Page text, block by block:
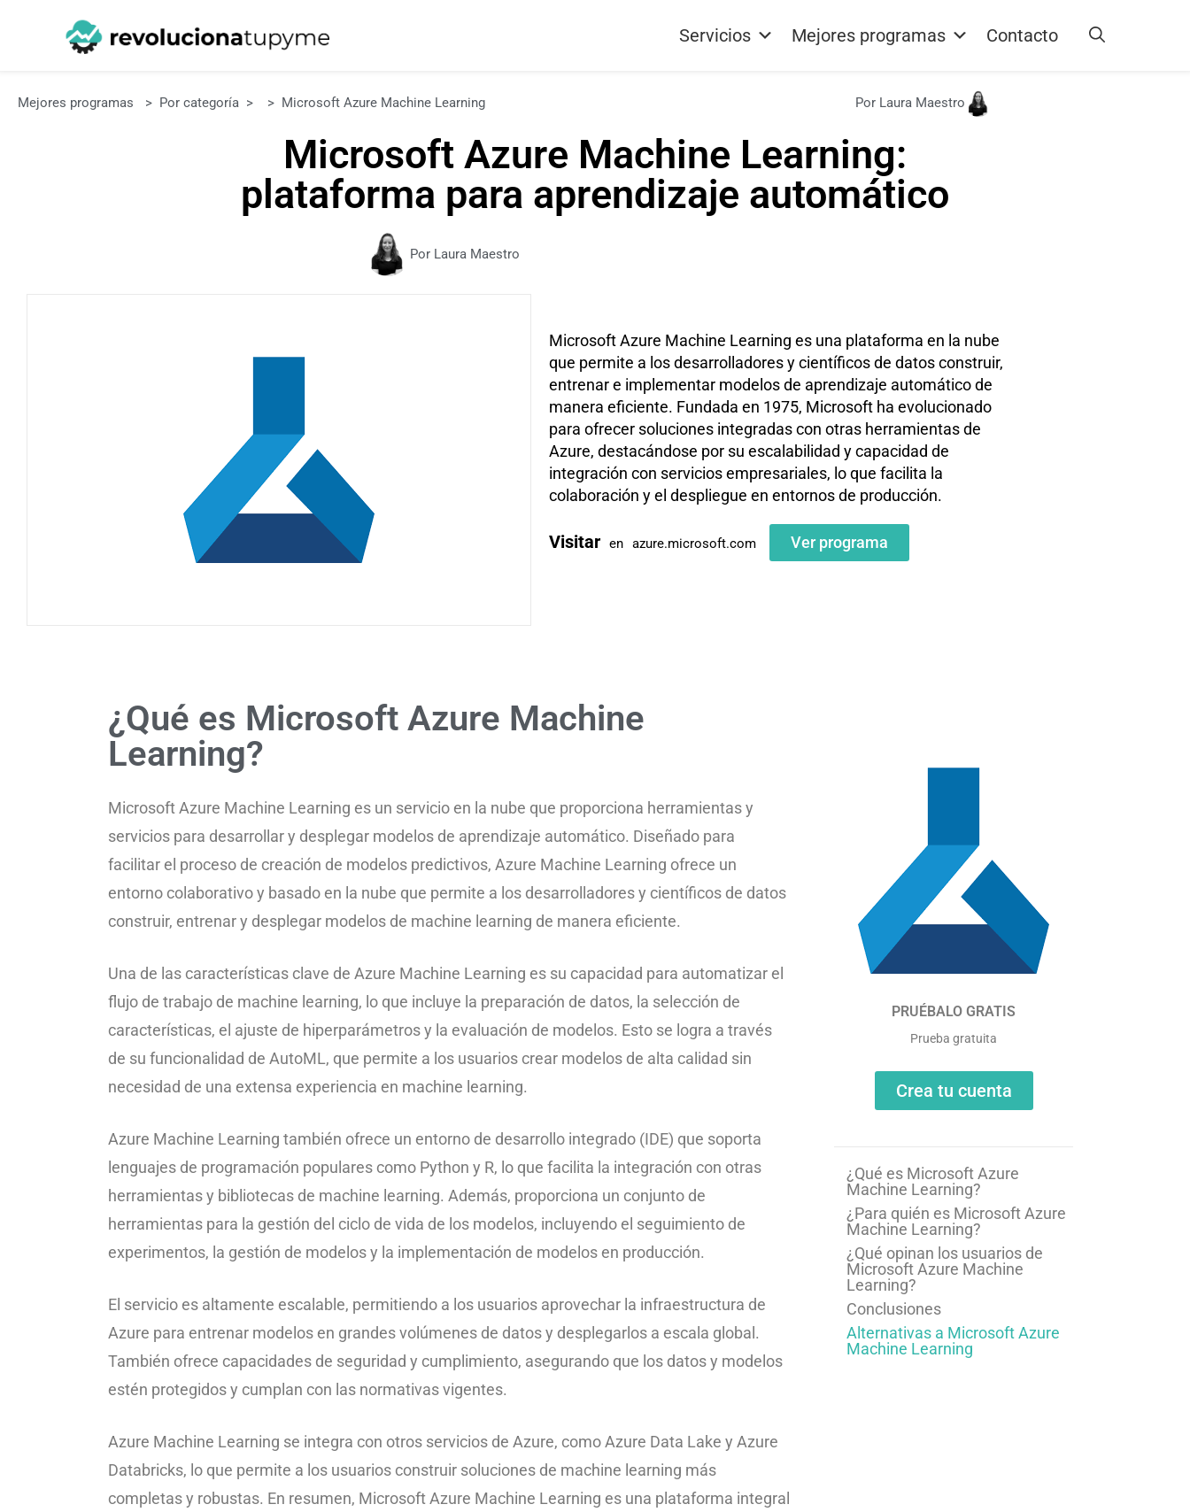
Servicios Mejores programas Contacto
Mejores programas > Por categoría > > Microsoft Azure Machine Learning Por Laura Maestro
Microsoft Azure Machine Learning:
plataforma para aprendizaje automático
Por Laura Maestro
Microsoft Azure Machine Learning es una plataforma en la nube
que permite a los desarrolladores y científicos de datos construir,
entrenar e implementar modelos de aprendizaje automático de
manera eficiente. Fundada en 1975, Microsoft ha evolucionado
para ofrecer soluciones integradas con otras herramientas de
Azure, destacándose por su escalabilidad y capacidad de
integración con servicios empresariales, lo que facilita la
colaboración y el despliegue en entornos de producción.
Visitar en azure.microsoft.com Ver programa
¿Qué es Microsoft Azure Machine
Learning?
Microsoft Azure Machine Learning es un servicio en la nube que proporciona herramientas y
servicios para desarrollar y desplegar modelos de aprendizaje automático. Diseñado para
facilitar el proceso de creación de modelos predictivos, Azure Machine Learning ofrece un
entorno colaborativo y basado en la nube que permite a los desarrolladores y científicos de datos
construir, entrenar y desplegar modelos de machine learning de manera eficiente.
Una de las características clave de Azure Machine Learning es su capacidad para automatizar el
flujo de trabajo de machine learning, lo que incluye la preparación de datos, la selección de
características, el ajuste de hiperparámetros y la evaluación de modelos. Esto se logra a través
de su funcionalidad de AutoML, que permite a los usuarios crear modelos de alta calidad sin
necesidad de una extensa experiencia en machine learning.
Azure Machine Learning también ofrece un entorno de desarrollo integrado (IDE) que soporta
lenguajes de programación populares como Python y R, lo que facilita la integración con otras
herramientas y bibliotecas de machine learning. Además, proporciona un conjunto de
herramientas para la gestión del ciclo de vida de los modelos, incluyendo el seguimiento de
experimentos, la gestión de modelos y la implementación de modelos en producción.
El servicio es altamente escalable, permitiendo a los usuarios aprovechar la infraestructura de
Azure para entrenar modelos en grandes volúmenes de datos y desplegarlos a escala global.
También ofrece capacidades de seguridad y cumplimiento, asegurando que los datos y modelos
estén protegidos y cumplan con las normativas vigentes.
Azure Machine Learning se integra con otros servicios de Azure, como Azure Data Lake y Azure
Databricks, lo que permite a los usuarios construir soluciones de machine learning más
completas y robustas. En resumen, Microsoft Azure Machine Learning es una plataforma integral
PRUÉBALO GRATIS
Prueba gratuita
Crea tu cuenta
¿Qué es Microsoft Azure
Machine Learning?
¿Para quién es Microsoft Azure
Machine Learning?
¿Qué opinan los usuarios de
Microsoft Azure Machine
Learning?
Conclusiones
Alternativas a Microsoft Azure
Machine Learning